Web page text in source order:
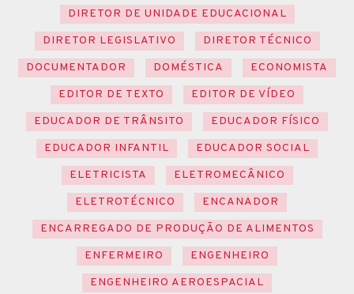
DIRETOR DE UNIDADE EDUCACIONAL
DIRETOR LEGISLATIVO
DIRETOR TÉCNICO
DOCUMENTADOR
DOMÉSTICA
ECONOMISTA
EDITOR DE TEXTO
EDITOR DE VÍDEO
EDUCADOR DE TRÂNSITO
EDUCADOR FÍSICO
EDUCADOR INFANTIL
EDUCADOR SOCIAL
ELETRICISTA
ELETROMECÂNICO
ELETROTÉCNICO
ENCANADOR
ENCARREGADO DE PRODUÇÃO DE ALIMENTOS
ENFERMEIRO
ENGENHEIRO
ENGENHEIRO AEROESPACIAL